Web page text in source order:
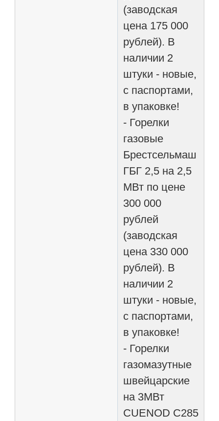
(заводская
цена 175 000
рублей). В
наличии 2
штуки - новые,
с паспортами,
в упаковке!
- Горелки
газовые
Брестсельмаш
ГБГ 2,5 на 2,5
МВт по цене
300 000
рублей
(заводская
цена 330 000
рублей). В
наличии 2
штуки - новые,
с паспортами,
в упаковке!
- Горелки
газомазутные
швейцарские
на 3МВт
CUENOD C285